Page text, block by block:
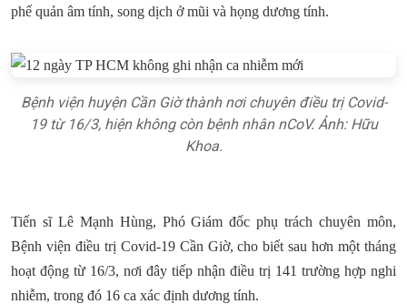
phế quản âm tính, song dịch ở mũi và họng dương tính.
Bệnh viện huyện Cần Giờ thành nơi chuyên điều trị Covid-
19 từ 16/3, hiện không còn bệnh nhân nCoV. Ảnh: Hữu
Khoa.
Tiến sĩ Lê Mạnh Hùng, Phó Giám đốc phụ trách chuyên môn,
Bệnh viện điều trị Covid-19 Cần Giờ, cho biết sau hơn một tháng
hoạt động từ 16/3, nơi đây tiếp nhận điều trị 141 trường hợp nghi
nhiễm, trong đó 16 ca xác định dương tính.